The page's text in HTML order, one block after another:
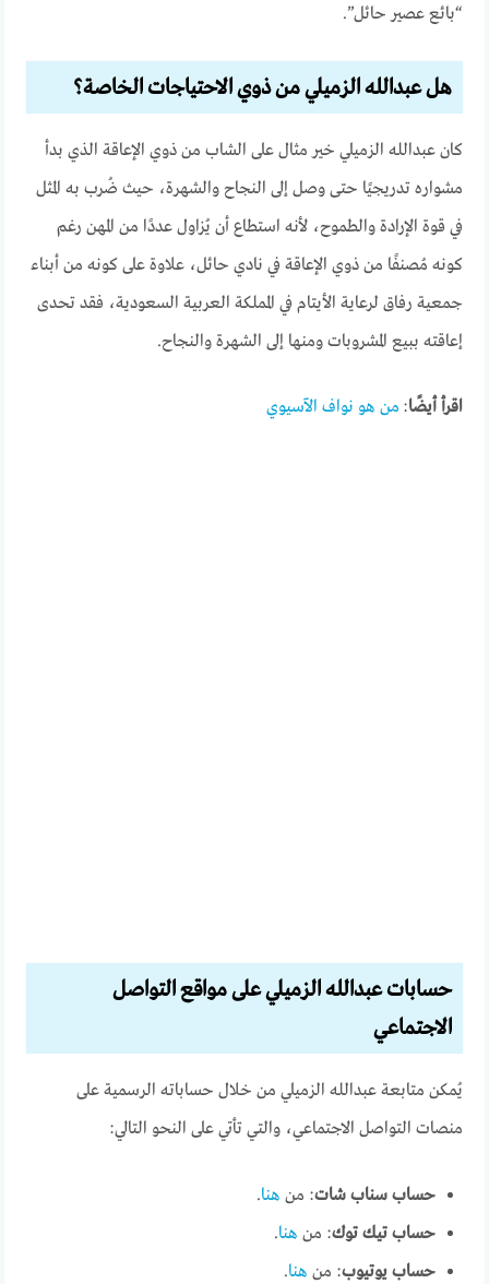
“بائع عصير حائل”.
هل عبدالله الزميلي من ذوي الاحتياجات الخاصة؟
كان عبدالله الزميلي خير مثال على الشاب من ذوي الإعاقة الذي بدأ
مشواره تدريجيًا حتى وصل إلى النجاح والشهرة، حيث ضُرب به المثل
في قوة الإرادة والطموح، لأنه استطاع أن يُزاول عددًا من المهن رغم
كونه مُصنفًا من ذوي الإعاقة في نادي حائل، علاوة على كونه من أبناء
جمعية رفاق لرعاية الأيتام في المملكة العربية السعودية، فقد تحدى
إعاقته ببيع المشروبات ومنها إلى الشهرة والنجاح.
اقرأ أيضًا: من هو نواف الآسيوي
حسابات عبدالله الزميلي على مواقع التواصل
الاجتماعي
يُمكن متابعة عبدالله الزميلي من خلال حساباته الرسمية على
منصات التواصل الاجتماعي، والتي تأتي على النحو التالي:
حساب سناب شات: من هنـا.
حساب تيك توك: من هنـا.
حساب يوتيوب: من هنـا.